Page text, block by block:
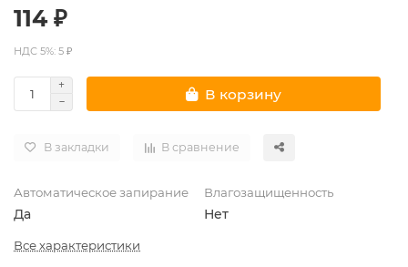
114 ₽
НДС 5%: 5 ₽
В корзину
В закладки В сравнение
Автоматическое запирание
Да
Влагозащищенность
Нет
Все характеристики